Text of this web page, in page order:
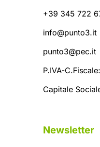
+39 345 722
info@punto3.it
punto3@pec.it
P.IVA-
Capitale
Newsletter